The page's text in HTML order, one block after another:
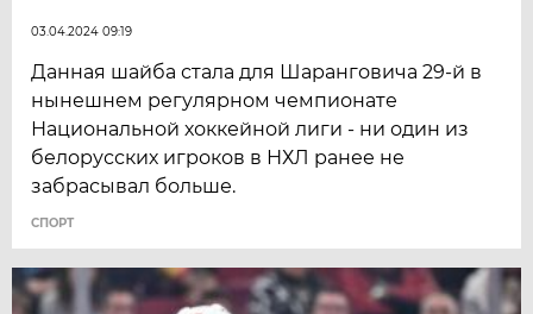
03.04.2024 09:19
Данная шайба стала для Шаранговича 29-й в
нынешнем регулярном чемпионате
Национальной хоккейной лиги - ни один из
белорусских игроков в НХЛ ранее не
забрасывал больше.
СПОРТ